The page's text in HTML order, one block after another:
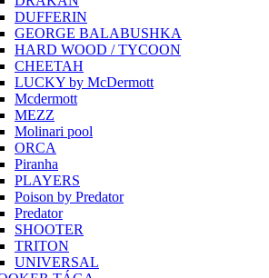
DUFFERIN
GEORGE BALABUSHKA
HARD WOOD / TYCOON
CHEETAH
LUCKY by McDermott
Mcdermott
MEZZ
Molinari pool
ORCA
Piranha
PLAYERS
Poison by Predator
Predator
SHOOTER
TRITON
UNIVERSAL